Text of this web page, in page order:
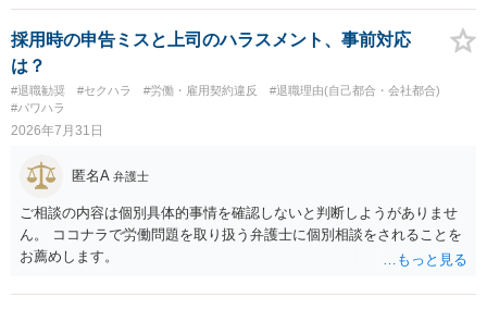
務上よくあるからといって当然に適法という意味ではなく、実際の損
害との対応関係や合理性が重要です。 ・違約金に上限がなくても、常
に有効になるわけではありません。契約が労働契約に近い実態なら労
基法16条で無効となる余地があり、そうでなくても、金額が事務所の
損害と比べて過大なら無効や減額が争点になります。 ・契約前の修正
交渉は一般的です。 交渉の方向としては、上限額を設ける、実損害ベ
費・未回収費用のみ」に限定する、などが典型です。 ・弁護士に契約
前に契約書の内容をレビューしてもらう価値は十分にあると思われま
す。 争点は、契約類型が雇用か業務委託か、実態として労働者性があ
るか、解除事由が双方にどう定められているか、違約金の算定根拠が
合理的か、という複数論点に分かれます。契約前なら、交渉のパワー
コストを抑えやすいので、資料等を持参の上弁護士に確認されること
採用時の申告ミスと上司のハラスメント、事前対応
は？
#退職勧奨 #セクハラ #労働・雇用契約違反
#退職理由(自己都合・会社都合)
#パワハラ
2026年7月31日
匿名A 弁護士
ご相談の内容は個別具体的事情を確認しないと判断しようがありませ
ん。 ココナラで労働問題を取り扱う弁護士に個別相談をされることを
お薦めします。